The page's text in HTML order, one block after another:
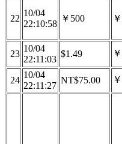
22
10/04
22:10:58
￥500
23
10/04
22:11:03
$1.49
24
10/04
22:11:27
NT$75.00